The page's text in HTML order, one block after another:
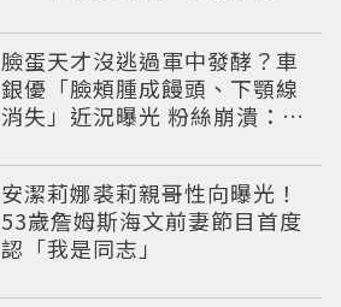
臉蛋天才沒逃過軍中發酵？車
銀優「臉頰腫成饅頭、下顎線
消失」近況曝光 粉絲崩潰：空
安潔莉娜裘莉親哥性向曝光！
53歲詹姆斯海文前妻節目首度
認「我是同志」